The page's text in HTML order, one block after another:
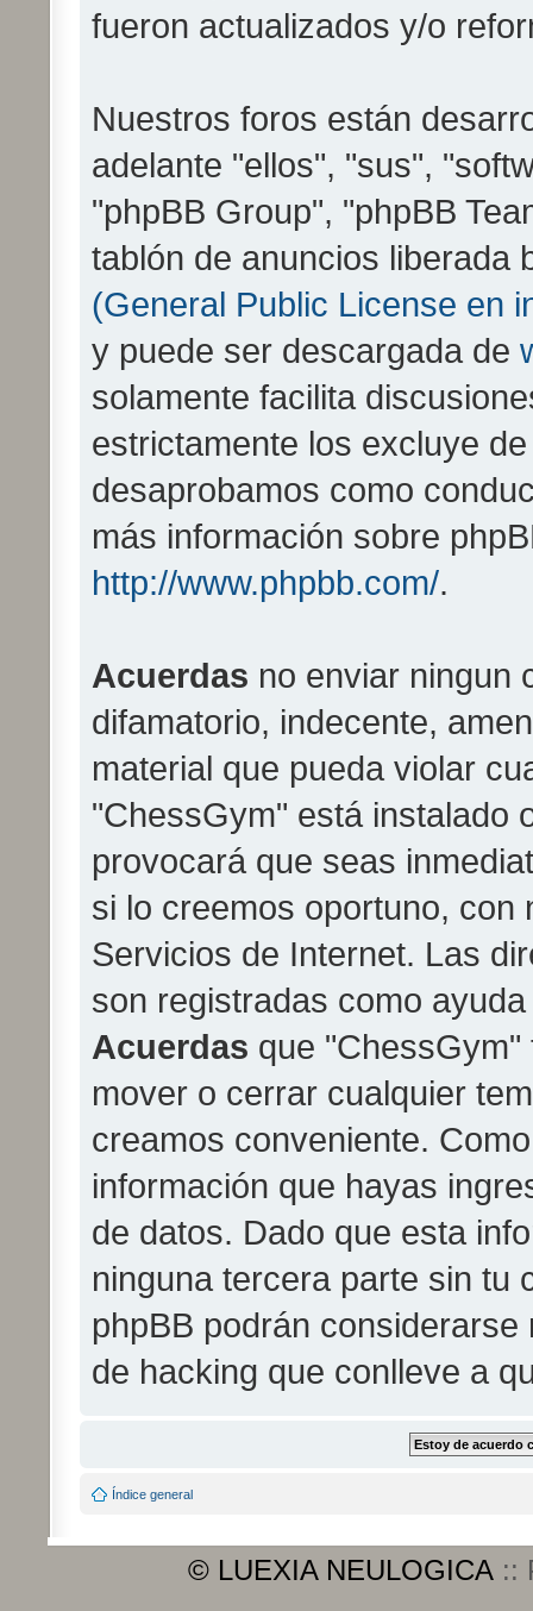
fueron actualizados y/o
Nuestros foros están
adelante "ellos", "sus",
"phpBB Group", "phpBB
tablón de anuncios liberada
(General Public License en
y puede ser descargada de
solamente facilita
estrictamente los excluye
desaprobamos como
más información sobre
http://www.phpbb.com/.
Acuerdas no enviar ningun
difamatorio, indecente,
material que pueda violar
"ChessGym" está instalado
provocará que seas
si lo creemos oportuno, con
Servicios de Internet. Las
son registradas como
Acuerdas que "ChessGym"
mover o cerrar cualquier
creamos conveniente.
información que hayas
de datos. Dado que esta
ninguna tercera parte sin tu
phpBB podrán
de hacking que conlleve a
Índice general
© LUEXIA NEULOGICA ::